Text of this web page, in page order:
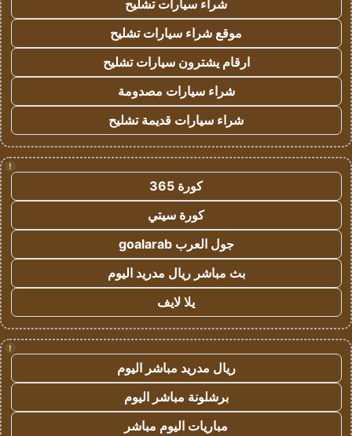
شراء سيارات تشليح
موقع شراء سيارات تشليح
ارقام يشترون سيارات تشليح
شراء سيارات مصدومة
شراء سيارات قديمة تشليح
!
كورة 365
كورة سيتي
جول العرب goalarab
بث مباشر ريال مدريد اليوم
يلا لايف
!
ريال مدريد مباشر اليوم
برشلونة مباشر اليوم
مباريات اليوم مباشر